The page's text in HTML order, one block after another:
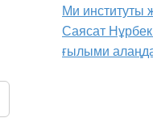
Ми институты
Саясат
ғылыми